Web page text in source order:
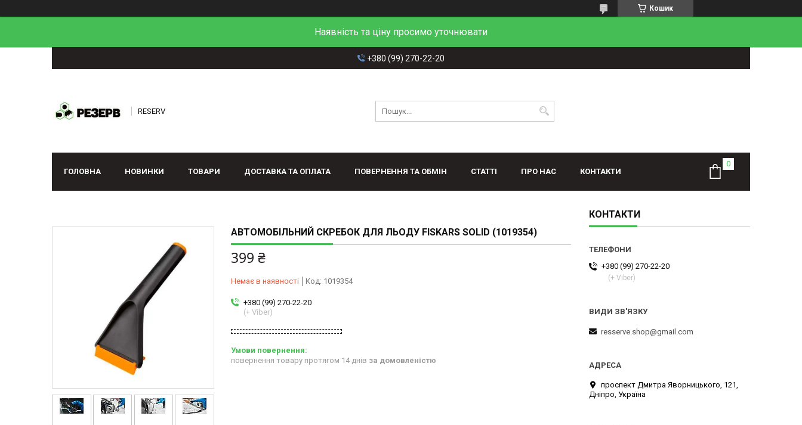
Кошик
Наявність та ціну просимо уточнювати
+380 (99) 270-22-20
RESERV
ГОЛОВНА НОВИНКИ ТОВАРИ ДОСТАВКА ТА ОПЛАТА ПОВЕРНЕННЯ ТА ОБМІН СТАТТІ ПРО НАС КОНТАКТИ
АВТОМОБІЛЬНИЙ СКРЕБОК ДЛЯ ЛЬОДУ FISKARS SOLID (1019354)
399 ₴
Немає в наявності Код: 1019354
+380 (99) 270-22-20
(+ Viber)
повернення товару протягом 14 днів за домовленістю
КОНТАКТИ
+380 (99) 270-22-20
(+ Viber)
resserve.shop@gmail.com
проспект Дмитра Яворницького, 121,
Дніпро, Україна